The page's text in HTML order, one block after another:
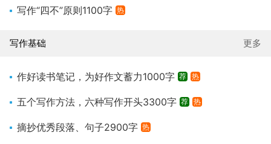
写作“四不”原则1100字 热
写作基础 更多
作好读书笔记，为好作文蓄力1000字 荐 热
五个写作方法，六种写作开头3300字 荐 热
摘抄优秀段落、句子2900字 热